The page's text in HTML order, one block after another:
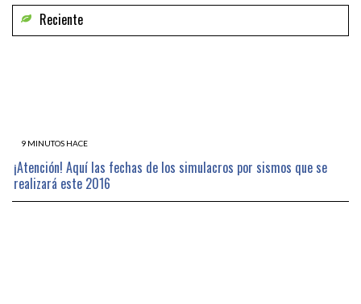
Reciente
9 MINUTOS HACE
¡Atención! Aquí las fechas de los simulacros por sismos que se
realizará este 2016